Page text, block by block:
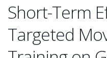
Short-Term
Targeted